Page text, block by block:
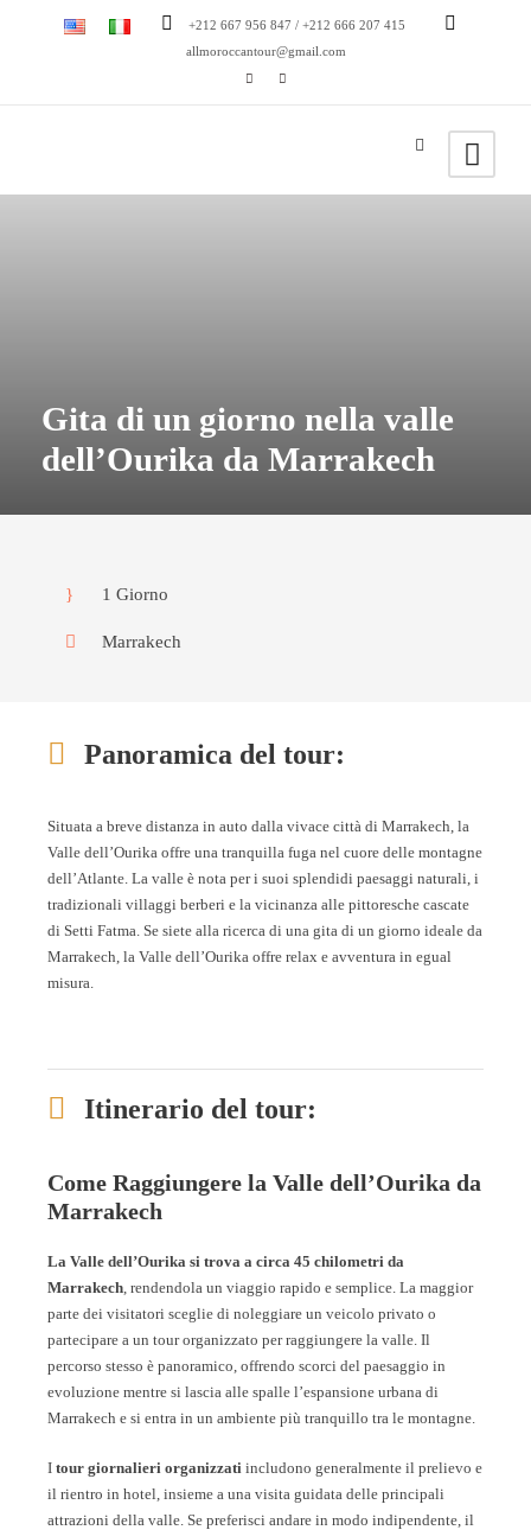
+212 667 956 847 / +212 666 207 415
allmoroccantour@gmail.com
Gita di un giorno nella valle
dell’Ourika da Marrakech
1 Giorno
Marrakech
Panoramica del tour:
Situata a breve distanza in auto dalla vivace città di Marrakech, la
Valle dell’Ourika offre una tranquilla fuga nel cuore delle montagne
dell’Atlante. La valle è nota per i suoi splendidi paesaggi naturali, i
tradizionali villaggi berberi e la vicinanza alle pittoresche cascate
di Setti Fatma. Se siete alla ricerca di una gita di un giorno ideale da
Marrakech, la Valle dell’Ourika offre relax e avventura in egual
misura.
Itinerario del tour:
Come Raggiungere la Valle dell’Ourika da
Marrakech
La Valle dell’Ourika si trova a circa 45 chilometri da
Marrakech, rendendola un viaggio rapido e semplice. La maggior
parte dei visitatori sceglie di noleggiare un veicolo privato o
partecipare a un tour organizzato per raggiungere la valle. Il
percorso stesso è panoramico, offrendo scorci del paesaggio in
evoluzione mentre si lascia alle spalle l’espansione urbana di
Marrakech e si entra in un ambiente più tranquillo tra le montagne.
I tour giornalieri organizzati includono generalmente il prelievo e
il rientro in hotel, insieme a una visita guidata delle principali
attrazioni della valle. Se preferisci andare in modo indipendente, il